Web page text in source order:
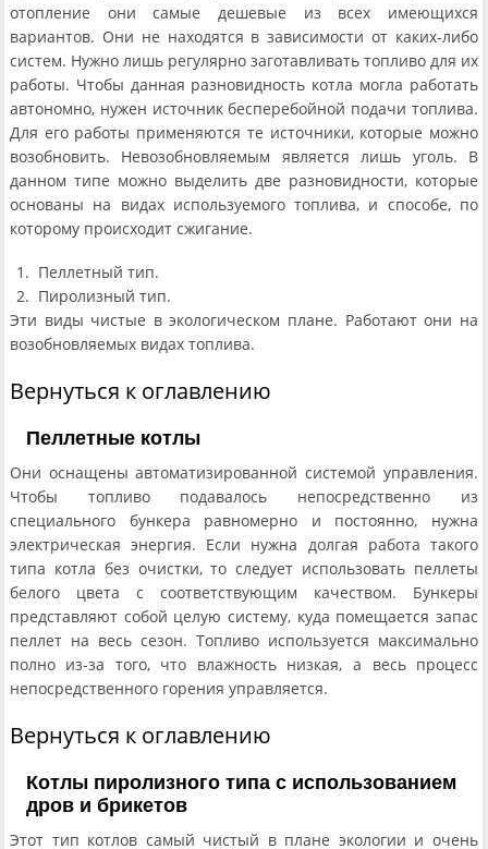
отопление они самые дешевые из всех имеющихся
вариантов. Они не находятся в зависимости от каких-либо
систем. Нужно лишь регулярно заготавливать топливо для их
работы. Чтобы данная разновидность котла могла работать
автономно, нужен источник бесперебойной подачи топлива.
Для его работы применяются те источники, которые можно
возобновить. Невозобновляемым является лишь уголь. В
данном типе можно выделить две разновидности, которые
основаны на видах используемого топлива, и способе, по
которому происходит сжигание.
Пеллетный тип.
Пиролизный тип.
Эти виды чистые в экологическом плане. Работают они на
возобновляемых видах топлива.
Вернуться к оглавлению
Пеллетные котлы
Они оснащены автоматизированной системой управления.
Чтобы топливо подавалось непосредственно из
специального бункера равномерно и постоянно, нужна
электрическая энергия. Если нужна долгая работа такого
типа котла без очистки, то следует использовать пеллеты
белого цвета с соответствующим качеством. Бункеры
представляют собой целую систему, куда помещается запас
пеллет на весь сезон. Топливо используется максимально
полно из-за того, что влажность низкая, а весь процесс
непосредственного горения управляется.
Вернуться к оглавлению
Котлы пиролизного типа с использованием
дров и брикетов
Этот тип котлов самый чистый в плане экологии и очень